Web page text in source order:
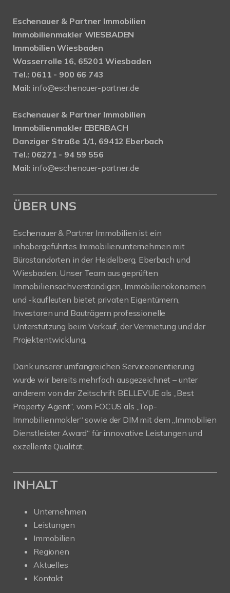
Eschenauer & Partner Immobilien
Immobilienmakler WIESBADEN
Immobilien Wiesbaden
Wasserrolle 16, 65201 Wiesbaden
Tel.: 0611 - 900 66 743
Mail: info@eschenauer-partner.de
Eschenauer & Partner Immobilien
Immobilienmakler EBERBACH
Danziger Straße 1/1, 69412 Eberbach
Tel.: 06271 - 94 59 556
Mail: info@eschenauer-partner.de
ÜBER UNS
Eschenauer & Partner Immobilien ist ein
inhabergeführtes Immobilienunternehmen mit
Bürostandorten in der Heidelberg, Eberbach und
Wiesbaden. Unser Team aus geprüften
Immobiliensachverständigen, Immobilienökonomen
und -kaufleuten bietet privaten Eigentümern,
Investoren und Bauträgern professionelle
Unterstützung beim Verkauf, der Vermietung und der
Projektentwicklung.
Dank unserer umfangreichen Serviceorientierung
wurde wir bereits mehrfach ausgezeichnet – unter
anderem von der Zeitschrift BELLEVUE als „Best
Property Agent“, vom FOCUS als „Top-
Immobilienmakler“ sowie der DIM mit dem „Immobilien
Dienstleister Award“ für innovative Leistungen und
exzellente Qualität.
INHALT
Unternehmen
Leistungen
Immobilien
Regionen
Aktuelles
Kontakt